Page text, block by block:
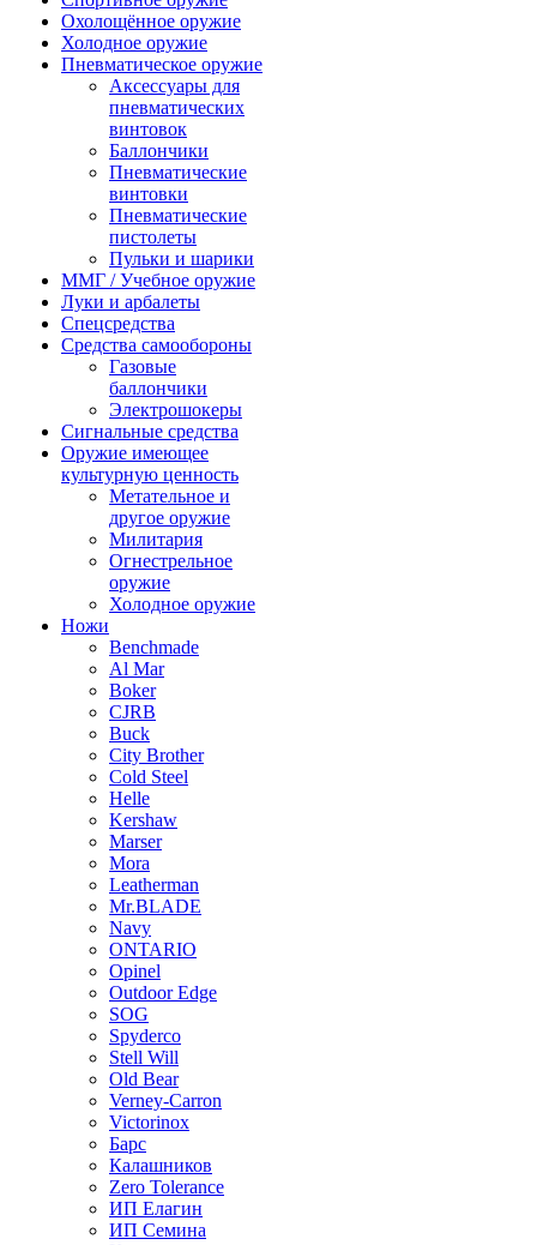
Охолощённое оружие
Холодное оружие
Пневматическое оружие
Аксессуары для
пневматических
винтовок
Баллончики
Пневматические
винтовки
Пневматические
пистолеты
Пульки и шарики
ММГ / Учебное оружие
Луки и арбалеты
Спецсредства
Средства самообороны
Газовые
баллончики
Электрошокеры
Сигнальные средства
Оружие имеющее
культурную ценность
Метательное и
другое оружие
Милитария
Огнестрельное
оружие
Холодное оружие
Ножи
Benchmade
Al Mar
Boker
CJRB
Buck
City Brother
Cold Steel
Helle
Kershaw
Marser
Mora
Leatherman
Mr.BLADE
Navy
ONTARIO
Opinel
Outdoor Edge
SOG
Spyderco
Stell Will
Old Bear
Verney-Carron
Victorinox
Барс
Калашников
Zero Tolerance
ИП Елагин
ИП Семина